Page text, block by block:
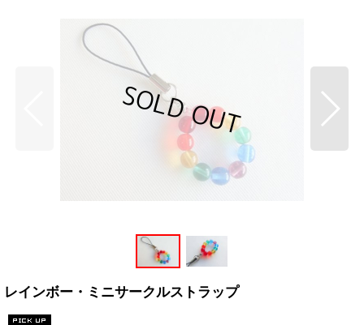
レインボー・ミニサークルストラップ